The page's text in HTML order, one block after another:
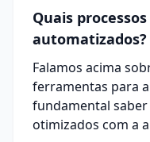
Quais
automatizados?
Falamos acima
ferramentas para
fundamental
otimizados com a